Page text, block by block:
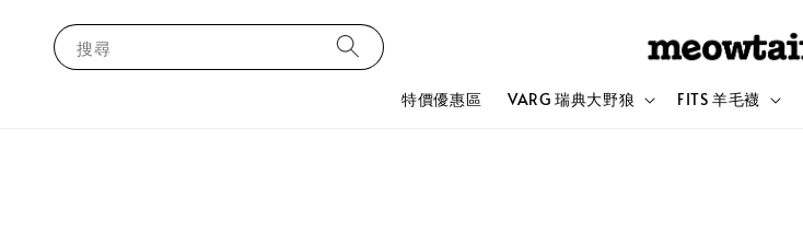
搜尋
特價優惠區 VARG 瑞典大野狼 FITS 羊毛襪